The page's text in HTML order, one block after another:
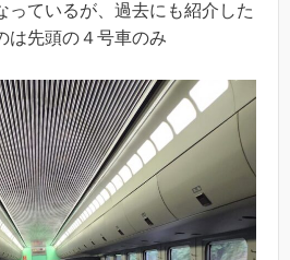
っているが、過去にも紹介した
は先頭の４号車のみ